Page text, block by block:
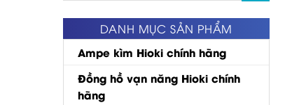
DANH MỤC SẢN PHẨM
Ampe kìm Hioki chính hãng
Đồng hồ vạn năng Hioki chính
hãng